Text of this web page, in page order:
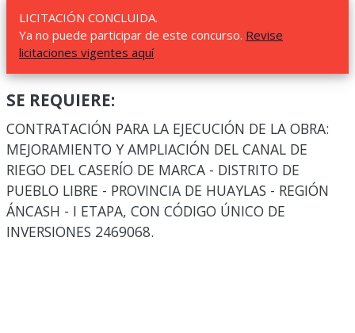
LICITACIÓN CONCLUIDA.
Ya no puede participar de este concurso. Revise
licitaciones vigentes aquí
SE REQUIERE:
CONTRATACIÓN PARA LA EJECUCIÓN DE LA OBRA:
MEJORAMIENTO Y AMPLIACIÓN DEL CANAL DE
RIEGO DEL CASERÍO DE MARCA - DISTRITO DE
PUEBLO LIBRE - PROVINCIA DE HUAYLAS - REGIÓN
ÁNCASH - I ETAPA, CON CÓDIGO ÚNICO DE
INVERSIONES 2469068.